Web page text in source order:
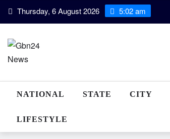
Skip Thursday, 6 August 2026 5:02 am
NATIONAL STATE CITY
LIFESTYLE